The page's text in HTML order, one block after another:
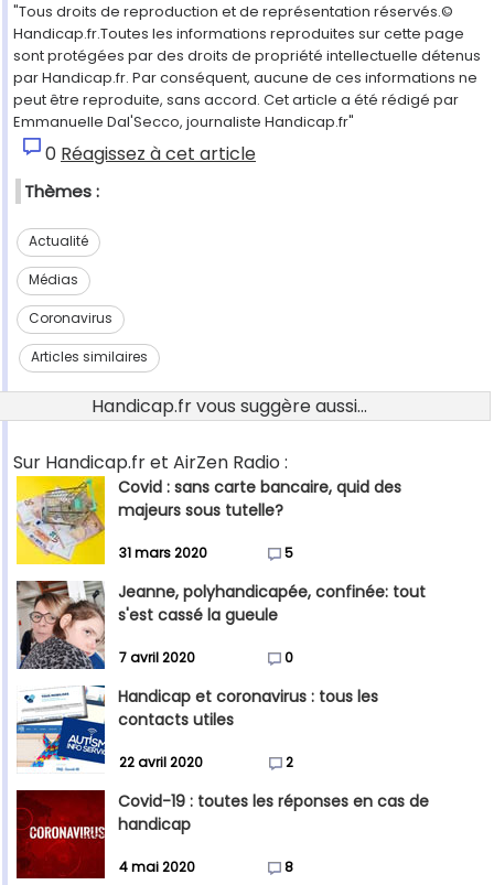
"Tous droits de reproduction et de représentation réservés.©
Handicap.fr.Toutes les informations reproduites sur cette page
sont protégées par des droits de propriété intellectuelle détenus
par Handicap.fr. Par conséquent, aucune de ces informations ne
peut être reproduite, sans accord. Cet article a été rédigé par
Emmanuelle Dal'Secco, journaliste Handicap.fr"
0 Réagissez à cet article
Thèmes :
Actualité
Médias
Coronavirus
Articles similaires
Handicap.fr vous suggère aussi...
Sur Handicap.fr et AirZen Radio :
Covid : sans carte bancaire, quid des
majeurs sous tutelle?
31 mars 2020 5
Jeanne, polyhandicapée, confinée: tout
s'est cassé la gueule
7 avril 2020 0
Handicap et coronavirus : tous les
contacts utiles
22 avril 2020 2
Covid-19 : toutes les réponses en cas de
handicap
4 mai 2020 8